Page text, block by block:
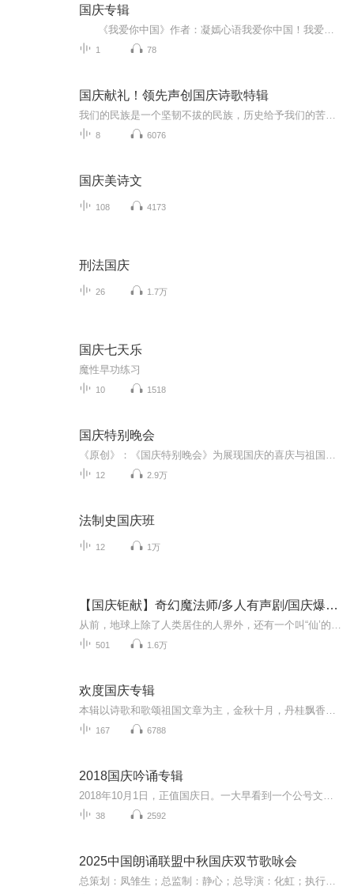
国庆专辑
1 78
国庆献礼！领先声创国庆诗歌特辑
8 6076
国庆美诗文
108 4173
刑法国庆
26 1.7万
国庆七天乐
魔性早功练习
10 1518
国庆特别晚会
12 2.9万
法制史国庆班
12 1万
【国庆钜献】奇幻魔法师/多人有声剧/国庆爆更七天乐
501 1.6万
欢度国庆专辑
167 6788
2018国庆吟诵专辑
38 2592
2025中国朗诵联盟中秋国庆双节歌咏会